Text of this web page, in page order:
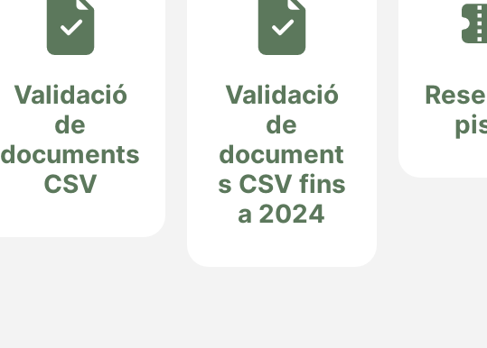
Validació
de
documents
CSV
Validació
de
document
s CSV fins
a 2024